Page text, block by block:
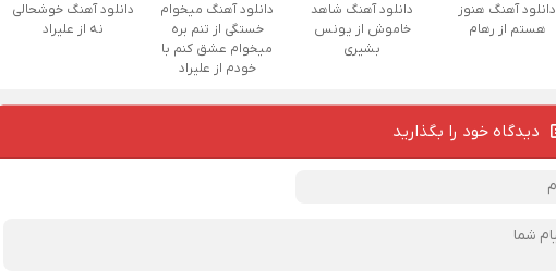
دانلود آهنگ هنوز
هستم از رهام
دانلود آهنگ شاهد
خاموش از یونس
بشیری
دانلود آهنگ میخوام
خستگی از تنم بره
میخوام عشق کنم با
خودم از علیراد
دانلود آهنگ خوشحالی
نه از علیراد
دیدگاه خود را بگذارید